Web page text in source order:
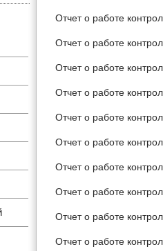
Отчет о работе
Отчет о работе
Отчет о работе
Отчет о работе
Отчет о работе
Отчет о работе
Отчет о работе
Отчет о работе
Отчет о работе
Отчет о работе